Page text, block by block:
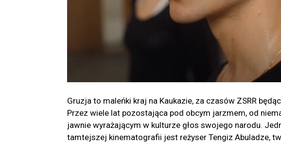
Gruzja to maleńki kraj na Kaukazie, za czasów ZSRR
Przez wiele lat pozostająca pod obcym jarzmem, od
jawnie wyrażającym w kulturze głos swojego narodu.
tamtejszej kinematografii jest reżyser Tengiz Abuladze,